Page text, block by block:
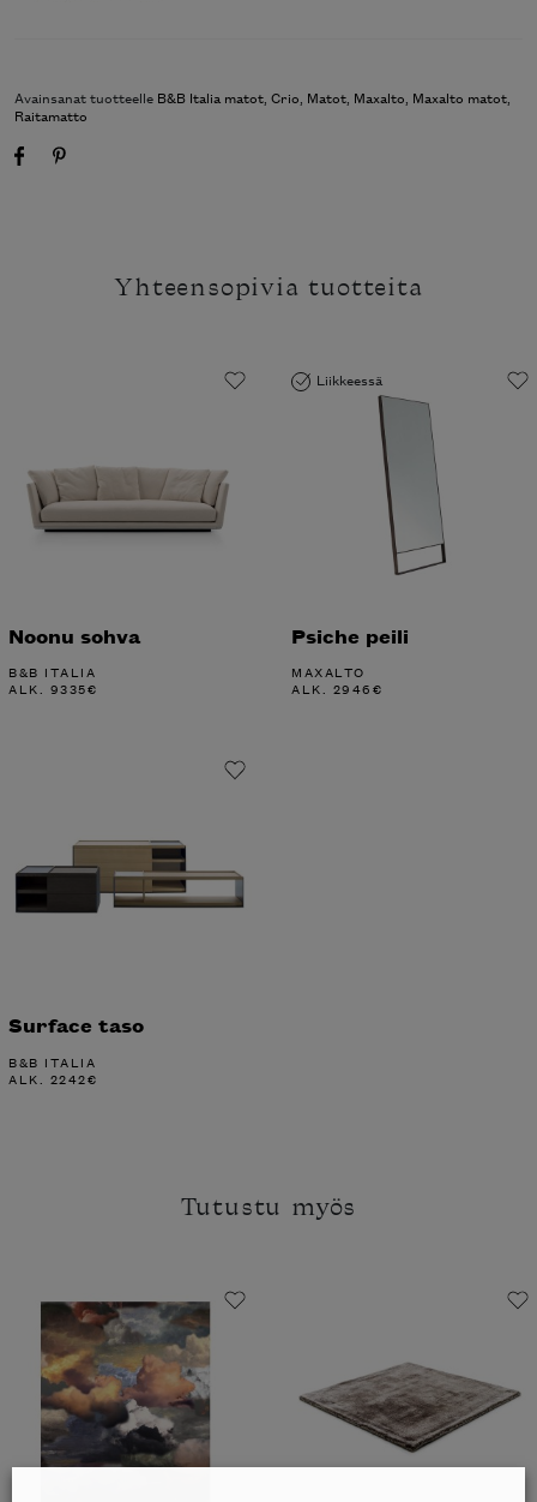
Avainsanat tuotteelle B&B Italia matot Crio Matot Maxalto Maxalto matot
Raitamatto
Yhteensopivia tuotteita
Noonu sohva
B&B ITALIA
ALK. 9335€
Liikkeessä
Psiche peili
MAXALTO
ALK. 2946€
Surface taso
B&B ITALIA
ALK. 2242€
Tutustu myös